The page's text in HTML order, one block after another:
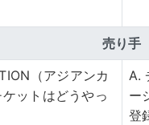
売り手
（アジアンカ
ットはどうやっ
A.
ー
登